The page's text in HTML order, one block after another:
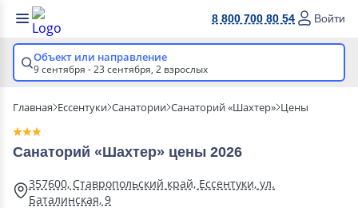
8 800 700 80 54 Войти
Объект или направление
9 сентября - 23 сентября, 2 взрослых
Главная Ессентуки Санатории Санаторий «Шахтер» Цены
Санаторий «Шахтер» цены 2026
357600, Ставропольский край, Ессентуки, ул.
Баталинская, 9